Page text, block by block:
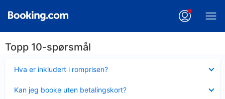
Topp 10-spørsmål
Hva er inkludert i romprisen?
mindre
Kan jeg booke uten betalingskort?
mindre